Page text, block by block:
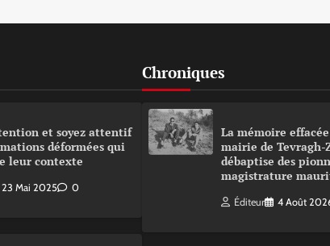
et soyez attentif
déformées qui
leur contexte
23 Mai 2025 0
Chroniques
La mémoire
mairie de Tevragh-
débaptise des
magistrature
Éditeur 4 Août